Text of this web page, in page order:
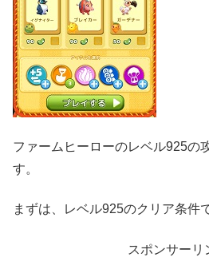
ファームヒーローのレベル925の
す。
まずは、レベル925のクリア条件
スポンサーリ